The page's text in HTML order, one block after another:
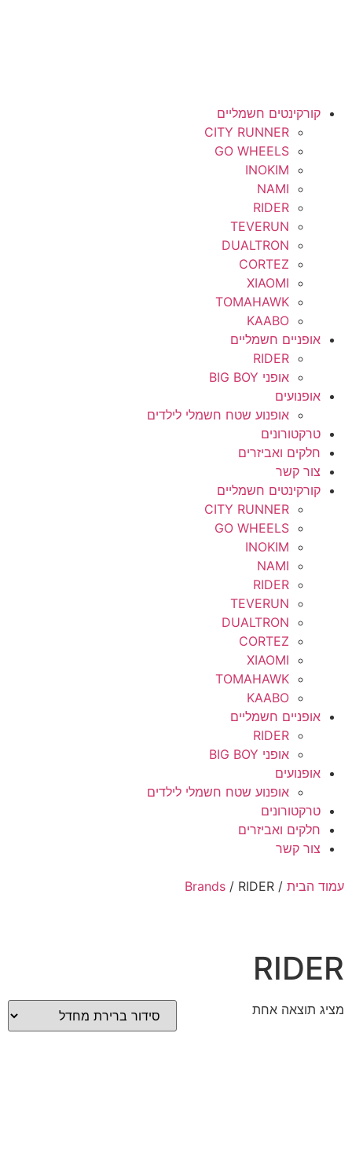
קורקינטים חשמליים
CITY RUNNER
GO WHEELS
INOKIM
NAMI
RIDER
TEVERUN
DUALTRON
CORTEZ
XIAOMI
TOMAHAWK
KAABO
אופניים חשמליים
RIDER
אופני BIG BOY
אופנועים
אופנוע שטח חשמלי לילדים
טרקטורונים
חלקים ואביזרים
צור קשר
קורקינטים חשמליים
CITY RUNNER
GO WHEELS
INOKIM
NAMI
RIDER
TEVERUN
DUALTRON
CORTEZ
XIAOMI
TOMAHAWK
KAABO
אופניים חשמליים
RIDER
אופני BIG BOY
אופנועים
אופנוע שטח חשמלי לילדים
טרקטורונים
חלקים ואביזרים
צור קשר
עמוד הבית /
Brands / RIDER
RIDER
מציג תוצאה אחת